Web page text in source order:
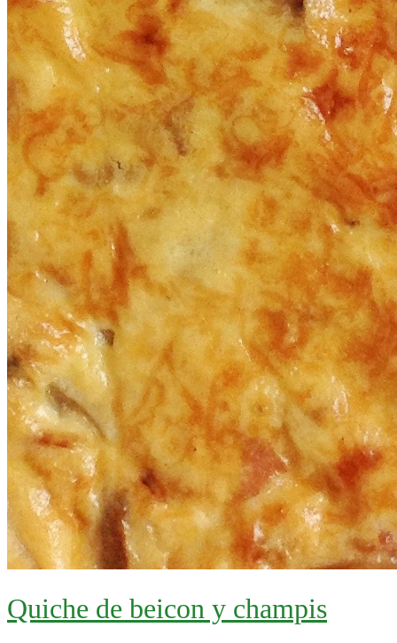
Quiche de beicon y champis